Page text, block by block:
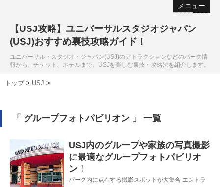
メニュー
【USJ攻略】ユニバーサルスタジオジャパン
(USJ)おすすめ裏技攻略ガイド！
ユニバーサル・スタジオ・ジャパン(USJ)のアトラクションなどのパーク情
報から、チケット、ホテルまで、USJを楽しむ裏技・攻略法を紹介します。
トップ > USJ >
「 グループフォトパビリオン 」 一覧
USJ内のグループや家族の写真撮影
に最適なグループフォトパビリオ
ン！
パーク内に点在する撮影スポットが大集合 エントラ